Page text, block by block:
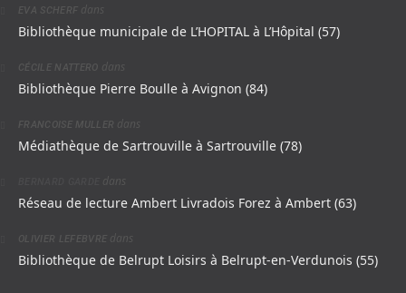
EVA SCHERF dans
Bibliothèque municipale de L’HOPITAL à L’Hôpital (57)
CÉCILE NATTERO dans
Bibliothèque Pierre Boulle à Avignon (84)
FRANCOISE MULLER dans
Médiathèque de Sartrouville à Sartrouville (78)
dans
Réseau de lecture Ambert Livradois Forez à Ambert (63)
OLIVIER LEFEBVRE dans
Bibliothèque de Belrupt Loisirs à Belrupt-en-Verdunois (55)